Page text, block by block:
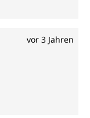
vor 3 Jahren